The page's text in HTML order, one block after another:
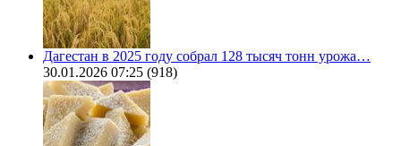
Дагестан в 2025 году собрал 128 тысяч тонн урожа…
30.01.2026 07:25 (918)